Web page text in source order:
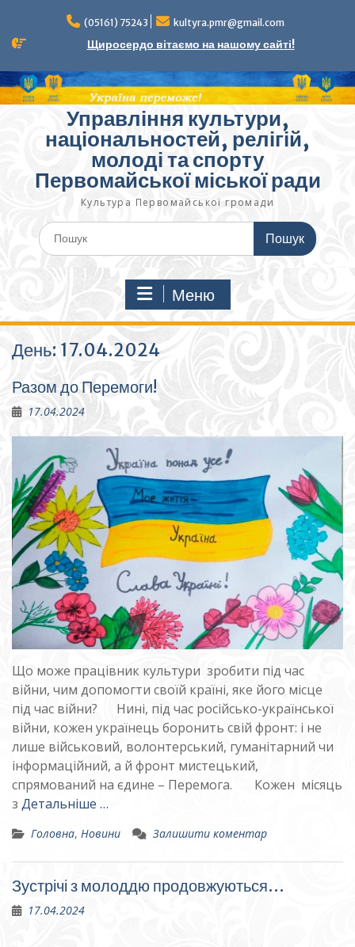
вмісту
(05161) 75243 kultyra.pmr@gmail.com
Щиросердо вітаємо на нашому сайті!
Управління культури,
національностей, релігій,
молоді та спорту
Первомайської міської ради
Культура Первомайcької громади
Шукати:
Меню
День: 17.04.2024
Разом до Перемоги!
17.04.2024
Що може працівник культури зробити під час
війни, чим допомогти своїй країні, яке його місце
під час війни? Нині, під час російсько-української
війни, кожен українець боронить свій фронт: і не
лише військовий, волонтерський, гуманітарний чи
інформаційний, а й фронт мистецький,
спрямований на єдине – Перемога. Кожен місяць
з Детальніше …
Головна, Новини Залишити коментар
Зустрічі з молоддю продовжуються…
17.04.2024